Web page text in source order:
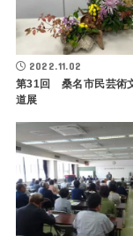
2022.11.02
第31回 桑名市民芸術
道展